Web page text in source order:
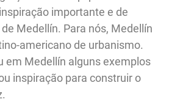
importante e de
Medellín. Para nós, Medellín
americano de urbanismo.
em Medellín alguns exemplos
inspiração para construir o